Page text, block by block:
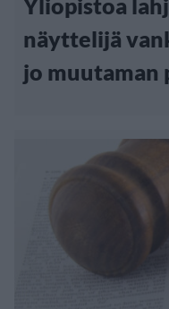
Yliopistoa
näyttelijä
jo muutaman